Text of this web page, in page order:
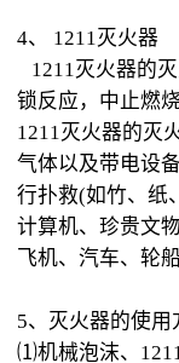
4、 1211灭火器
1211灭火器的
锁反应，中止燃
1211灭火器的灭
气体以及带电设
行扑救(如竹、纸
计算机、珍贵文
飞机、汽车、轮
5、灭火器的使用
⑴机械泡沫、